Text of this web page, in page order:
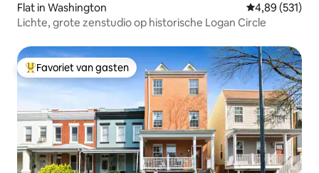
Flat in Washington Gemiddelde
4,89 (531)
Lichte, grote zenstudio op historische Logan Circle
Topfavoriet van gasten
Favoriet van gasten